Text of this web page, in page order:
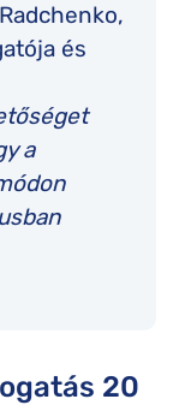
és
a
20